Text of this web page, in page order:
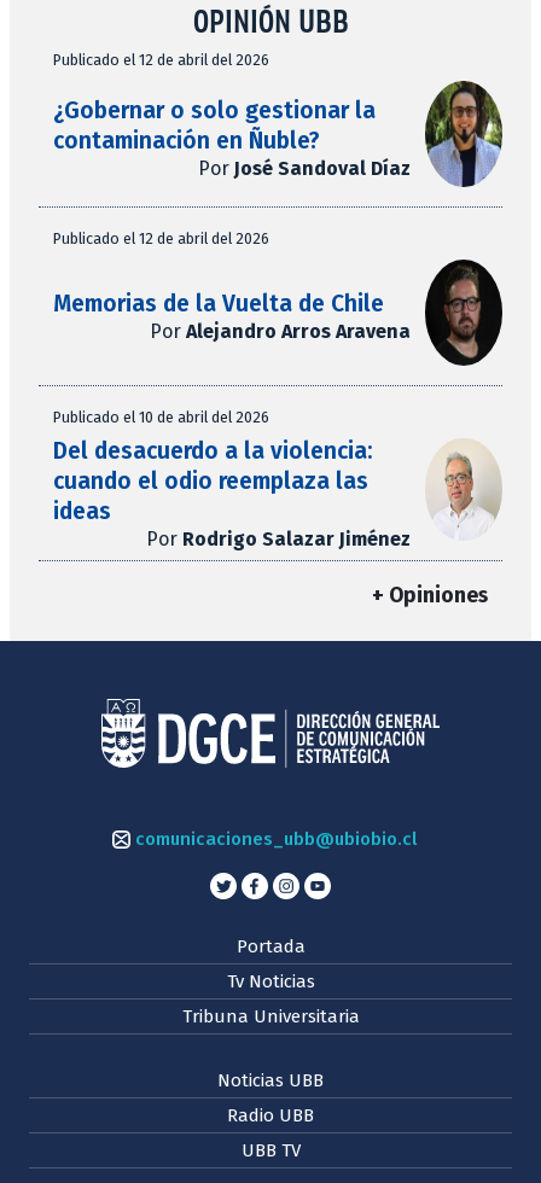
OPINIÓN UBB
Publicado el 12 de abril del 2026
¿Gobernar o solo gestionar la
contaminación en Ñuble?
Por José Sandoval Díaz
Publicado el 12 de abril del 2026
Memorias de la Vuelta de Chile
Por Alejandro Arros Aravena
Publicado el 10 de abril del 2026
Del desacuerdo a la violencia:
cuando el odio reemplaza las
ideas
Por Rodrigo Salazar Jiménez
+ Opiniones
comunicaciones_ubb@ubiobio.cl
Portada
Tv Noticias
Tribuna Universitaria
Noticias UBB
Radio UBB
UBB TV